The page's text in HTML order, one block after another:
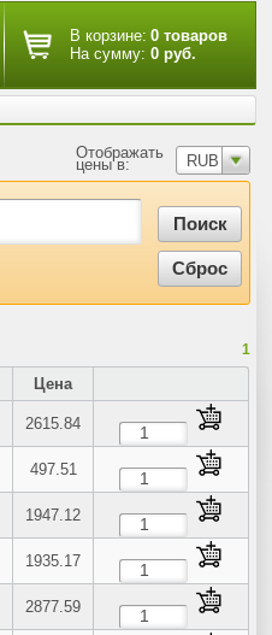
RUB
Отображать
цены в:
1
Цена
2615.84
497.51
1947.12
1935.17
2877.59
В корзине: 0 товаров
На сумму: 0 руб.